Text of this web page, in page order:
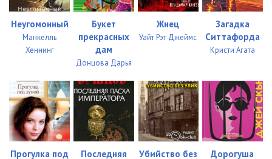
Неугомонный
Манкелль
Хеннинг
Букет
прекрасных
дам
Донцова Дарья
Жнец
Уайт Рэт Джеймс
Загадка
Ситтафорда
Кристи Агата
Прогулка под Последняя Убийство без Дорогуша